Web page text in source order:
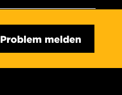
Problem melden